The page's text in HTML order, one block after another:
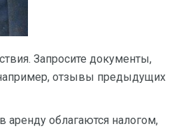
Запросите документы,
отзывы предыдущих
облагаются налогом,